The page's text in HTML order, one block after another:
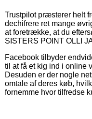
Trustpilot præsterer helt
dechifrere ret mange
at foretrække, at du
SISTERS POINT OLLI
Facebook tilbyder
til at få et kig ind i online
Desuden er der nogle
omtale af deres køb,
fornemme hvor tilfredse